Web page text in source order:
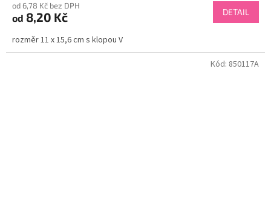
od 6,78 Kč bez DPH
od 8,20 Kč DETAIL
rozměr 11 x 15,6 cm s klopou V
Kód: 850117A